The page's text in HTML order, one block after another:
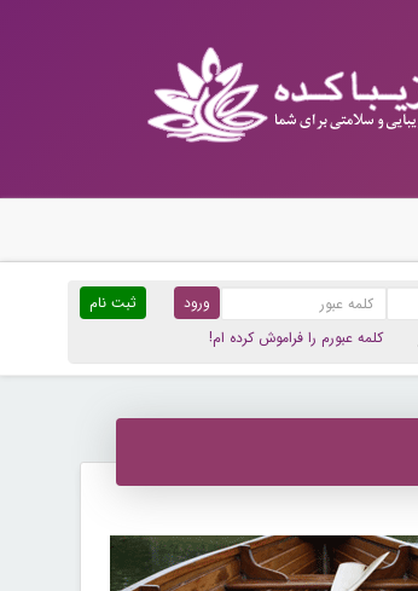
ثبت نام
کلمه عبورم را فراموش کرده ام!